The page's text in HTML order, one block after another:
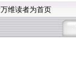
维读者为首页